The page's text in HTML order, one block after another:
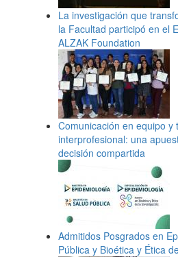
La investigación que
la Facultad participó en el
ALZAK Foundation
Comunicación en equipo y
interprofesional: una
decisión compartida
Admitidos Posgrados en
Pública y Bioética y Ética